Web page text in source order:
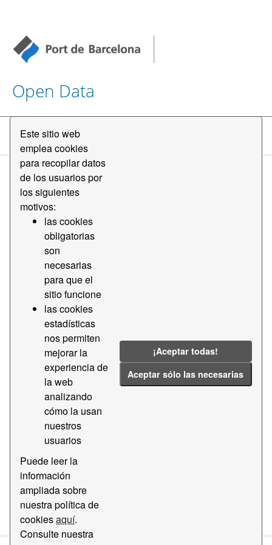
Este sitio web
emplea cookies
para recopilar datos
de los usuarios por
los siguientes
motivos:
las cookies
obligatorias
son
necesarias
para que el
sitio funcione
las cookies
estadísticas
nos permiten
mejorar la
experiencia de
la web
analizando
cómo la usan
nuestros
usuarios
Puede leer la
información
ampliada sobre
nuestra política de
cookiesaquí.
Consulte nuestra
¡Aceptar todas!
Aceptar sólo las necesarias
Open Data
Datasets
Order by
1 conjunto de datos encontrado
Tags: 2021
437
Filter Results
Estadísticas de tráfico de mercancías por
naturaleza y presentación de la mer...
Datos estadísticos del tráfico de mercancías por
naturaleza y presentación de la mercancía (código
arancelario 437) del Puerto de Barcelona
Docs).